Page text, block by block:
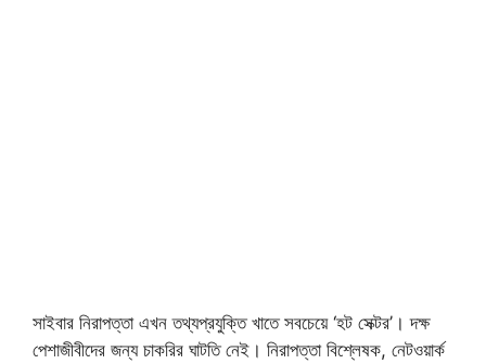
সাইবার নিরাপত্তা এখন তথ্যপ্রযুক্তি খাতে সবচেয়ে ‘হট সেক্টর’। দক্ষ
পেশাজীবীদের জন্য চাকরির ঘাটতি নেই। নিরাপত্তা বিশ্লেষক, নেটওয়ার্ক